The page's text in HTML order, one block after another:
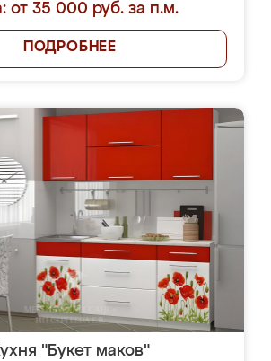
от 35 000 руб. за п.м.
ПОДРОБНЕЕ
"Букет маков"